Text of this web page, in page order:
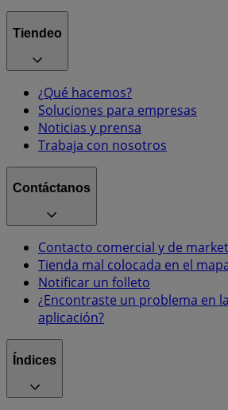
Tiendeo
¿Qué hacemos?
Soluciones para empresas
Noticias y prensa
Trabaja con nosotros
Contáctanos
Contacto comercial y de
Tienda mal colocada en el
Notificar un folleto
¿Encontraste un problema en
aplicación?
Índices